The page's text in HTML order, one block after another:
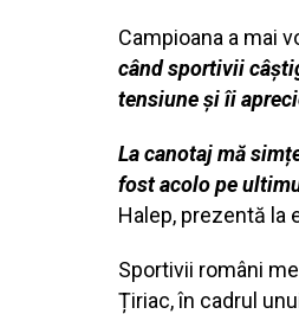
Campioana a mai
când sportivii
tensiune și îi
La canotaj mă
fost acolo pe
Halep, prezentă la
Sportivii români
Țiriac, în cadrul